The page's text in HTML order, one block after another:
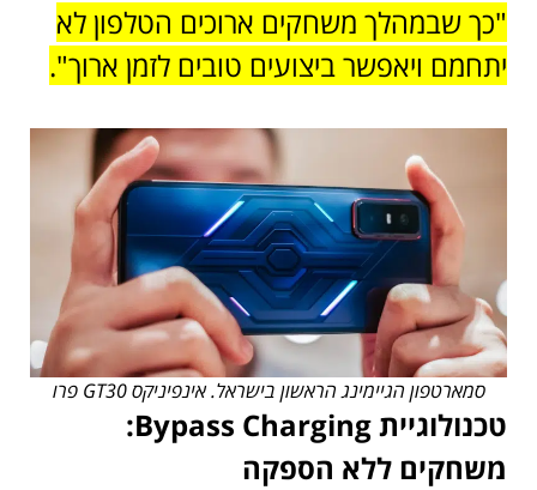
"כך שבמהלך משחקים ארוכים הטלפון לא
יתחמם ויאפשר ביצועים טובים לזמן ארוך".
סמארטפון הגיימינג הראשון בישראל. אינפיניקס GT30 פרו
טכנולוגיית Bypass Charging:
משחקים ללא הספקה